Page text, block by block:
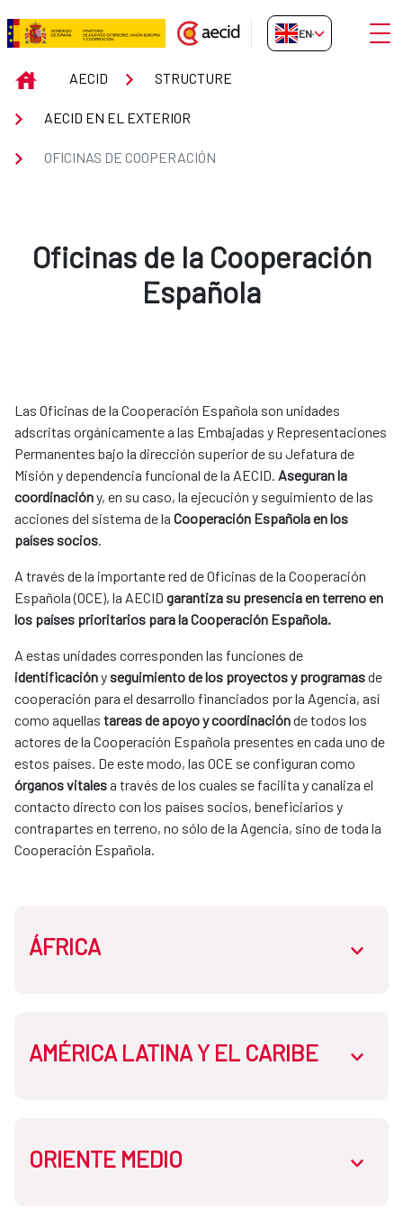
Skip to Main Content
Oficinas de Cooperación
EN-GB
INICIOAECID STRUCTURE
AECID EN EL EXTERIOR
OFICINAS DE COOPERACIÓN
Oficinas de la Cooperación
Española
Las Oficinas de la Cooperación Española son unidades
adscritas orgánicamente a las Embajadas y Representaciones
Permanentes bajo la dirección superior de su Jefatura de
Misión y dependencia funcional de la AECID. Aseguran la
coordinación y, en su caso, la ejecución y seguimiento de las
acciones del sistema de la Cooperación Española en los
países socios.
A través de la importante red de Oficinas de la Cooperación
Española (OCE), la AECID garantiza su presencia en terreno en
los países prioritarios para la Cooperación Española.
identificación y seguimiento de los proyectos y programas de
cooperación para el desarrollo financiados por la Agencia, así
como aquellas tareas de apoyo y coordinación de todos los
actores de la Cooperación Española presentes en cada uno de
órganos vitales a través de los cuales se facilita y canaliza el
contacto directo con los países socios, beneficiarios y
contrapartes en terreno, no sólo de la Agencia, sino de toda la
Cooperación Española.
ÁFRICA
Oficina de la Cooperación Española:
Argelia
AMÉRICA LATINA Y EL CARIBE
Oficina de la Cooperación Española: Bolivia
ORIENTE MEDIO